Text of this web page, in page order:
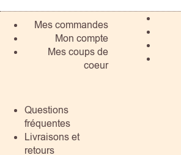
Mes commandes
Mon compte
Mes coups de
coeur
Questions
fréquentes
Livraisons et
retours